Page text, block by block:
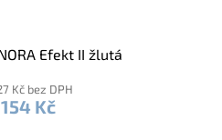
Efekt II žlutá
Kč bez DPH
154 Kč